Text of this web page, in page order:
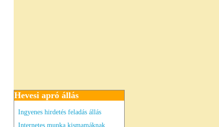
Hevesi apró állás
Ingyenes hirdetés feladás állás
Internetes munka kismamáknak